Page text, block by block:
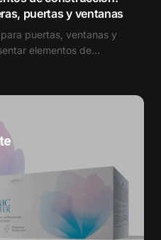
puertas y ventanas
puertas, ventanas y
elementos de